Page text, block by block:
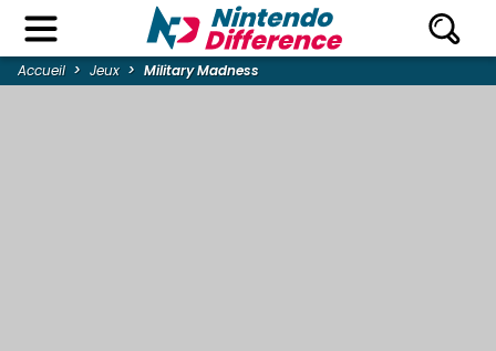
Accueil Jeux Military Madness